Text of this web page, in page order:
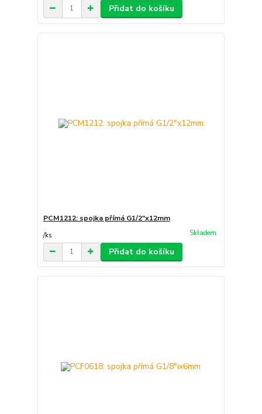
Přidat do košíku
PCM1212: spojka přímá G1/2"x12mm
/ks Skladem
Přidat do košíku